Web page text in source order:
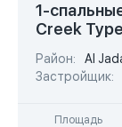
1-
Creek
Район:
Al
Застройщик:
Площадь